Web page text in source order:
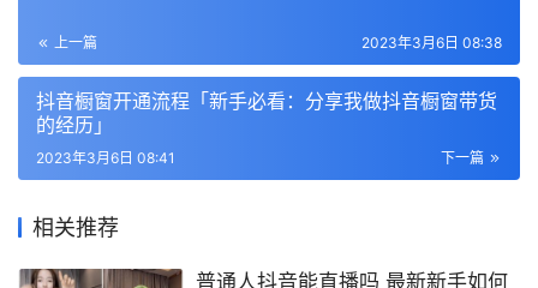
上一篇 2023年3月6日 08:38
抖音橱窗开通流程「新手必看：分享我做抖音橱窗带货
的经历」
下一篇
2023年3月6日 08:41
相关推荐
普通人抖音能直播吗 最新新手如何